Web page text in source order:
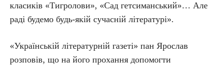
класиків «Тигролови», «Сад гетсиманський»… Але
раді будемо будь-якій сучасній літературі».
«Українській літературній газеті» пан Ярослав
розповів, що на його прохання допомогти